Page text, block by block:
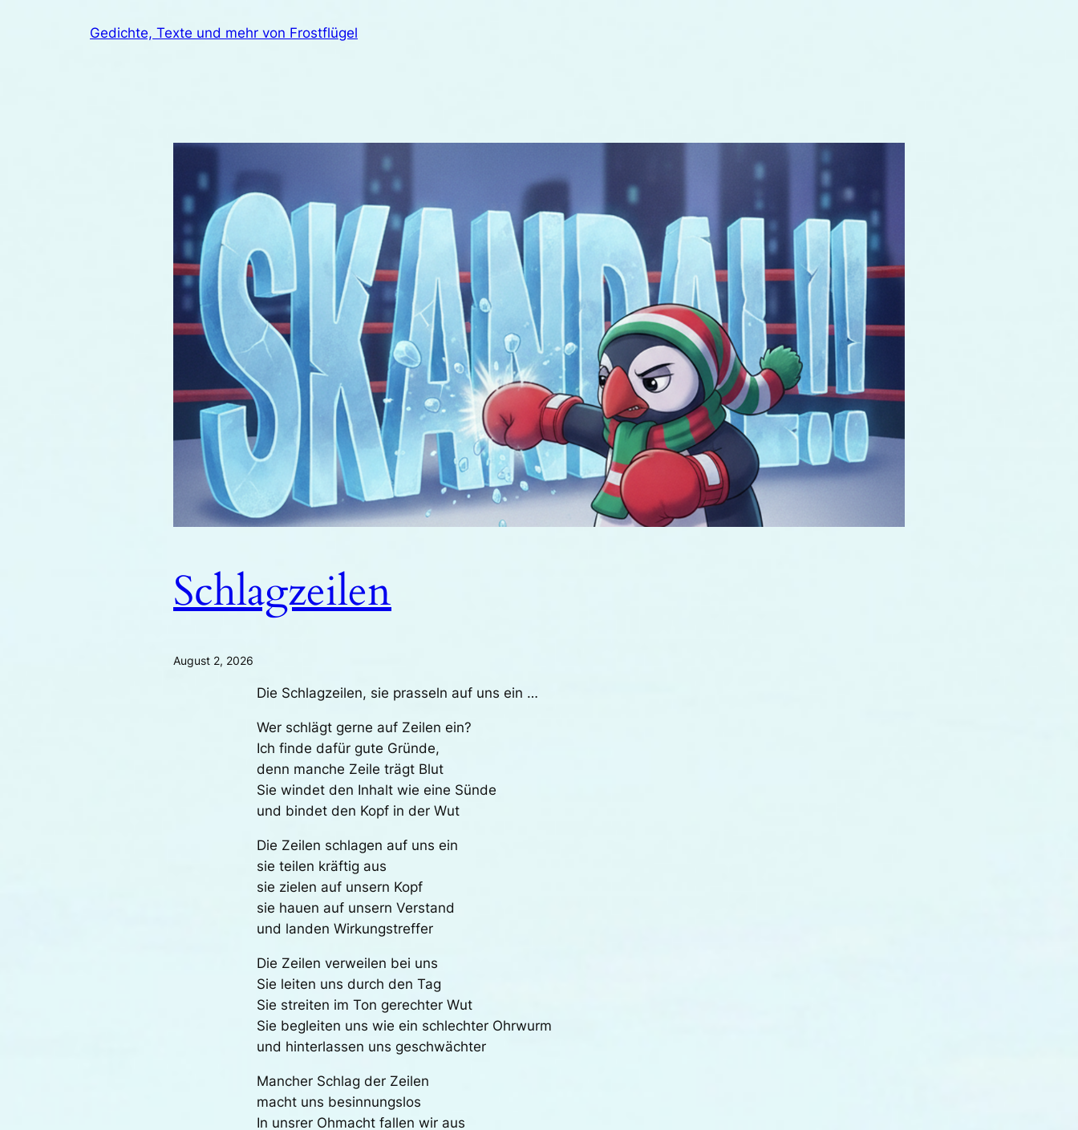
Gedichte, Texte und mehr von Frostflügel
Schlagzeilen
August 2, 2026
Die Schlagzeilen, sie prasseln auf uns ein …
Wer schlägt gerne auf Zeilen ein?
Ich finde dafür gute Gründe,
denn manche Zeile trägt Blut
Sie windet den Inhalt wie eine Sünde
und bindet den Kopf in der Wut
Die Zeilen schlagen auf uns ein
sie teilen kräftig aus
sie zielen auf unsern Kopf
sie hauen auf unsern Verstand
und landen Wirkungstreffer
Die Zeilen verweilen bei uns
Sie leiten uns durch den Tag
Sie streiten im Ton gerechter Wut
Sie begleiten uns wie ein schlechter Ohrwurm
und hinterlassen uns geschwächter
Mancher Schlag der Zeilen
macht uns besinnungslos
In unsrer Ohmacht fallen wir aus